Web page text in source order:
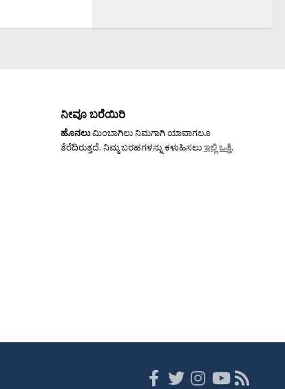
ನೀವೂ ಬರೆಯಿರಿ
ಹೊನಲುಮಿಂಬಾಗಿಲು ನಿಮಗಾಗಿ ಯಾವಾಗಲೂ
ತೆರೆದಿರುತ್ತದೆ. ನಿಮ್ಮ ಬರಹಗಳನ್ನು ಕಳುಹಿಸಲುಇಲ್ಲಿ ಒತ್ತಿ.